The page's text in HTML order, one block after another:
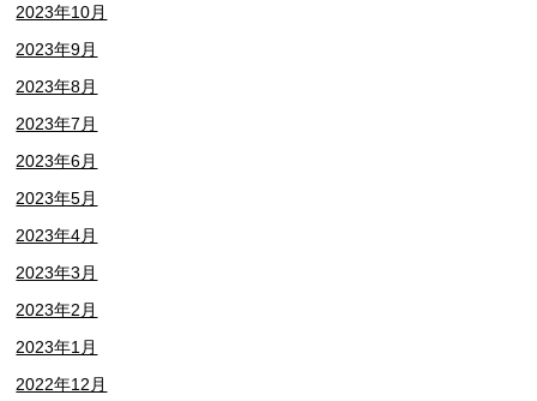
2023年10月
2023年9月
2023年8月
2023年7月
2023年6月
2023年5月
2023年4月
2023年3月
2023年2月
2023年1月
2022年12月